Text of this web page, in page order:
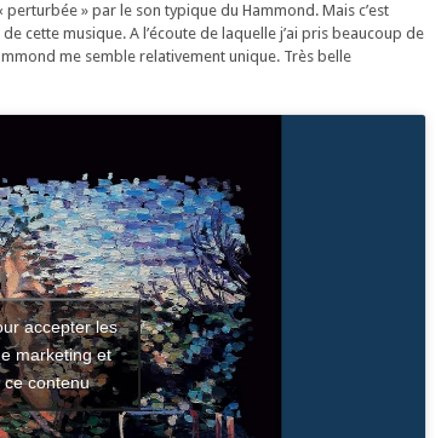
» par le son typique du Hammond. Mais c’est
cette musique. A l’écoute de laquelle j’ai pris beaucoup de
me semble relativement unique. Très belle
accepter les
marketing et
ce contenu